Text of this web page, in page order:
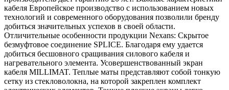
кабеля Европейское производство с использованием новых
технологий и современного оборудования позволили бренду
добиться значительных успехов в своей области.
Отличительные особенности продукции Nexans: Скрытое
безмуфтовое соединение SPLICE. Благодаря ему удается
добиться бесшовного сращивания силового кабеля и
нагревательного элемента. Усовершенствованный экран
кабеля MILLIMAT. Теплые маты представляют собой тонкую
сетку из стекловолокна, на которой закреплен комплект